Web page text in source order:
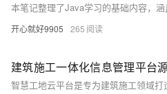
开心就好9905 265